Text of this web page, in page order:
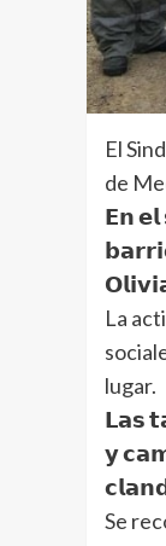
El
de
𝗘𝗻
La
lugar.
𝗟𝗮𝘀
𝘆
Se